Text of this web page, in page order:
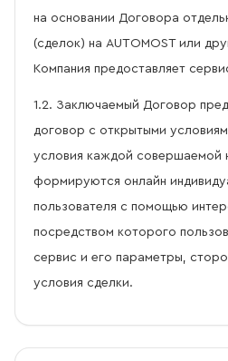
на основании Договора
(сделок) на AUTOMOST или
Компания предоставляет
1.2. Заключаемый Договор
договор с открытыми
условия каждой совершаемой
формируются онлайн
пользователя с помощью
посредством которого
сервис и его параметры,
условия сделки.